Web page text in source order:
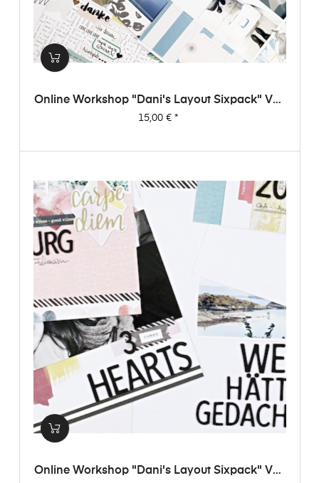
Online Workshop "Dani's Layout Sixpack" Vol.
3
Preis
15,00 €*
Online Workshop "Dani's Layout Sixpack" Vol.